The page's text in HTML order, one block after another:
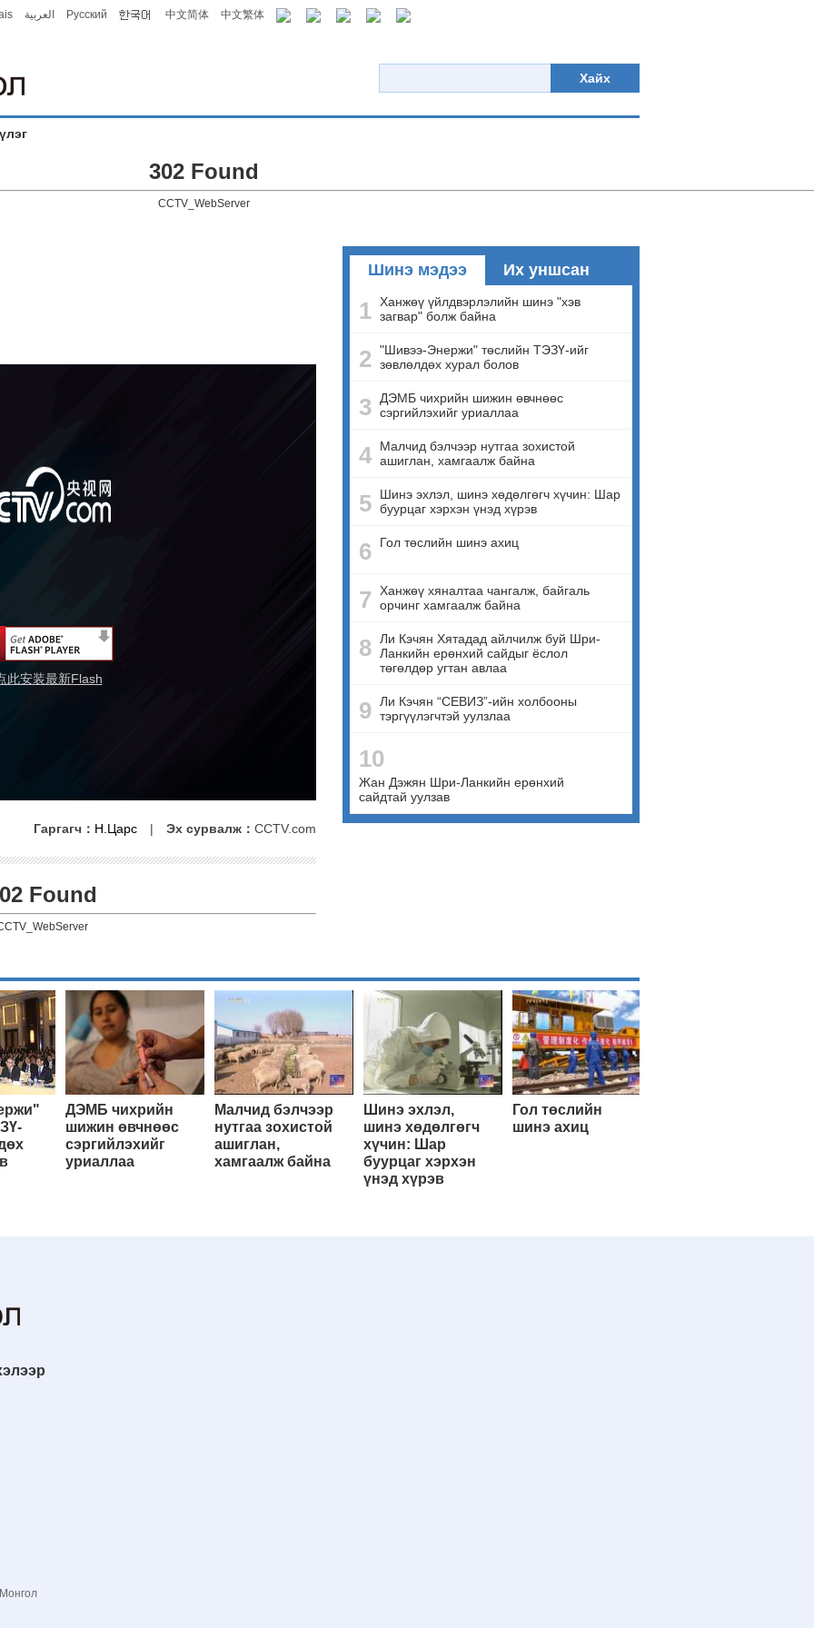
العربية Русский 中文简体 中文繁体
Хайх
302 Found
CCTV_WebServer
此安装最新Flash
Гаргагч： Н.Царс | Эх сурвалж： CCTV.com
Found
Шинэ мэдээ Их уншсан
1 Ханжөү үйлдвэрлэлийн шинэ "хэв
загвар" болж байна
2 "Шивээ-Энержи" төслийн ТЭЗҮ-ийг
зөвлөлдөх хурал болов
3
ДЭМБ чихрийн шижин өвчнөөс
сэргийлэхийг уриаллаа
4
Малчид бэлчээр нутгаа зохистой
ашиглан, хамгаалж байна
5
Шинэ эхлэл, шинэ хөдөлгөгч хүчин: Шар
буурцаг хэрхэн үнэд хүрэв
6 Гол төслийн шинэ ахиц
7
Ханжөү хяналтаа чангалж, байгаль
орчинг хамгаалж байна
8
Ли Кэчян Хятадад айлчилж буй Шри-
Ланкийн ерөнхий сайдыг ёслол
төгөлдөр угтан авлаа
9
Ли Кэчян “СЕВИЗ”-ийн холбооны
тэргүүлэгчтэй уулзлаа
10
Жан Дэжян Шри-Ланкийн ерөнхий
сайдтай уулзав
ДЭМБ чихрийн
шижин өвчнөөс
сэргийлэхийг
уриаллаа
Малчид бэлчээр
нутгаа зохистой
ашиглан,
хамгаалж байна
Шинэ эхлэл,
шинэ хөдөлгөгч
хүчин: Шар
буурцаг хэрхэн
үнэд хүрэв
Гол төслийн
шинэ ахиц